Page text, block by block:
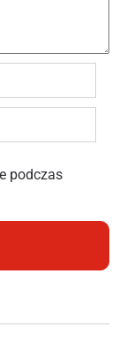
podczas